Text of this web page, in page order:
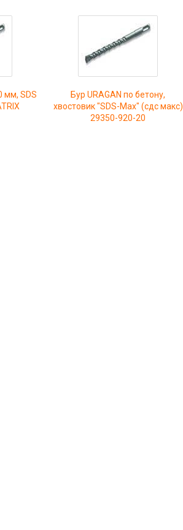
мм, SDS
Бур URAGAN по бетону,
хвостовик "SDS-Max" (сдс макс)
29350-920-20